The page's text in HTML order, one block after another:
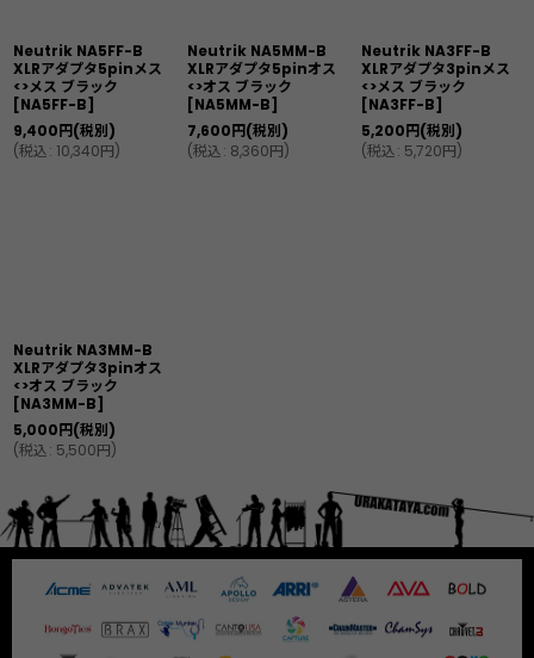
Neutrik NA5FF-B
XLRアダプタ5pinメス
<>メス ブラック
[NA5FF-B]
9,400円(税別)
(税込: 10,340円)
Neutrik NA5MM-B
XLRアダプタ5pinオス
<>オス ブラック
[NA5MM-B]
7,600円(税別)
(税込: 8,360円)
Neutrik NA3FF-B
XLRアダプタ3pinメス
<>メス ブラック
[NA3FF-B]
5,200円(税別)
(税込: 5,720円)
Neutrik NA3MM-B
XLRアダプタ3pinオス
<>オス ブラック
[NA3MM-B]
5,000円(税別)
(税込: 5,500円)